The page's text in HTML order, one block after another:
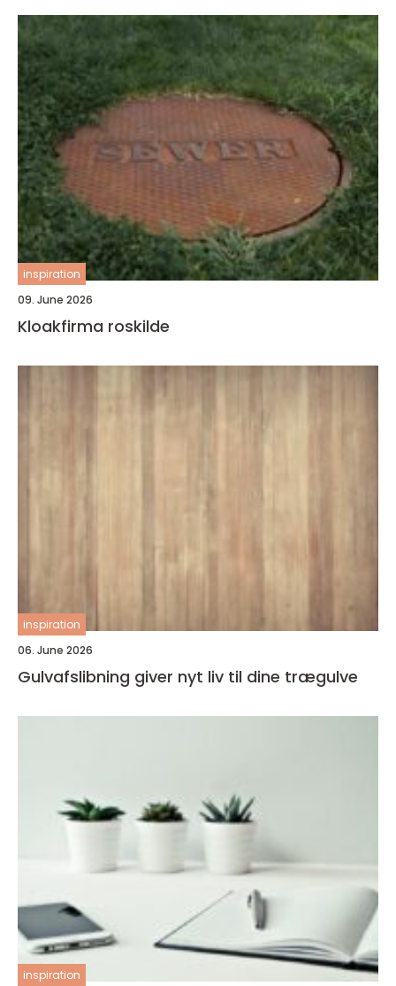
inspiration
09. June 2026
Kloakfirma roskilde
inspiration
06. June 2026
Gulvafslibning giver nyt liv til dine trægulve
inspiration